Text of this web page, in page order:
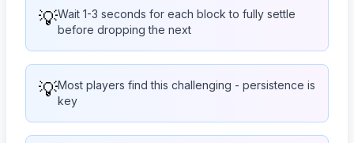
💡Wait 1-3 seconds for each block to fully settle
before dropping the next
💡Most players find this challenging - persistence is
key